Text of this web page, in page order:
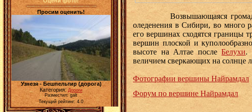
Просим оценить!
Узнезя - Бешпельтир (дорога)
Категория: Дороги
Разместил: galt
Текущий рейтинг: 4.0
Возвышающаяся
оледенения в Сибири, во много
его вершинах сходятся границы
вершин плоской и
высоте на Алтае послеБелухи.
величием сверкающих на солнце
Фотографии вершины Найрамдал
Форум по вершине Найрамдал